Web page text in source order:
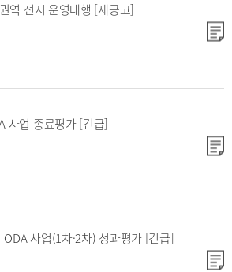
역 전시 운영대행 [재공고]
사업 종료평가 [긴급]
사업(1차·2차) 성과평가 [긴급]